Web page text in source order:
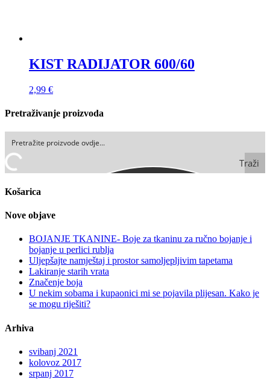
KIST RADIJATOR 600/60
2,99 €
Pretraživanje proizvoda
Traži
Košarica
Nove objave
BOJANJE TKANINE- Boje za tkaninu za ručno bojanje i
bojanje u perlici rublja
Uljepšajte namještaj i prostor samoljepljivim tapetama
Lakiranje starih vrata
Značenje boja
U nekim sobama i kupaonici mi se pojavila plijesan. Kako je
se mogu riješiti?
Arhiva
svibanj 2021
kolovoz 2017
srpanj 2017